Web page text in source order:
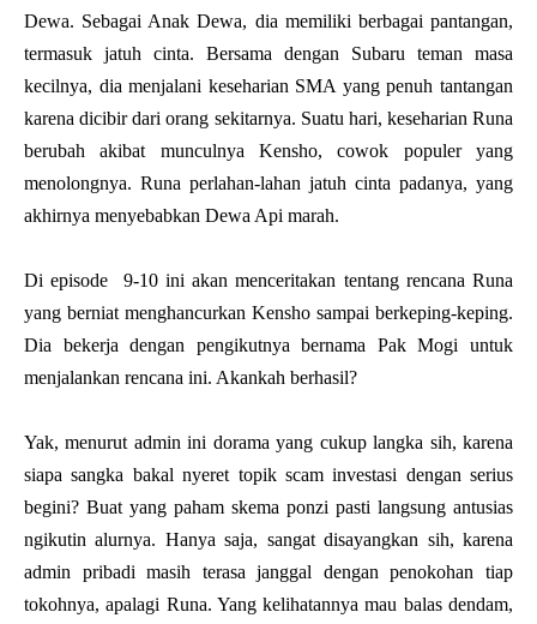
Dewa. Sebagai Anak Dewa, dia memiliki berbagai pantangan,
termasuk jatuh cinta. Bersama dengan Subaru teman masa
kecilnya, dia menjalani keseharian SMA yang penuh tantangan
karena dicibir dari orang sekitarnya. Suatu hari, keseharian Runa
berubah akibat munculnya Kensho, cowok populer yang
menolongnya. Runa perlahan-lahan jatuh cinta padanya, yang
akhirnya menyebabkan Dewa Api marah.
Di episode 9-10 ini akan menceritakan tentang rencana Runa
yang berniat menghancurkan Kensho sampai berkeping-keping.
Dia bekerja dengan pengikutnya bernama Pak Mogi untuk
menjalankan rencana ini. Akankah berhasil?
Yak, menurut admin ini dorama yang cukup langka sih, karena
siapa sangka bakal nyeret topik scam investasi dengan serius
begini? Buat yang paham skema ponzi pasti langsung antusias
ngikutin alurnya. Hanya saja, sangat disayangkan sih, karena
admin pribadi masih terasa janggal dengan penokohan tiap
tokohnya, apalagi Runa. Yang kelihatannya mau balas dendam,